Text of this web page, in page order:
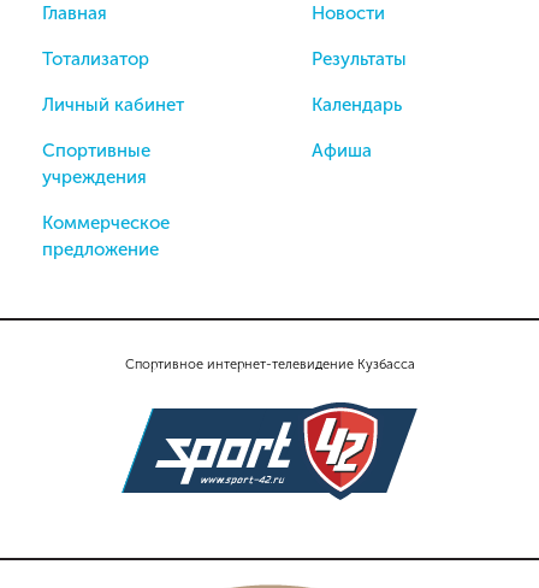
Спортивное интернет-телевидение Кузбасса
Главная
Тотализатор
Личный кабинет
Спортивные
учреждения
Коммерческое
предложение
Новости
Результаты
Календарь
Афиша